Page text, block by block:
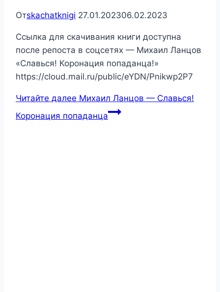
Отskachatknigi 27.01.202306.02.2023
Ссылка для скачивания книги доступна
после репоста в соцсетях — Михаил Ланцов
«Славься! Коронация попаданца!»
https://cloud.mail.ru/public/eYDN/Pnikwp2P7
Читайте далее Михаил Ланцов — Славься!
Коронация попаданца